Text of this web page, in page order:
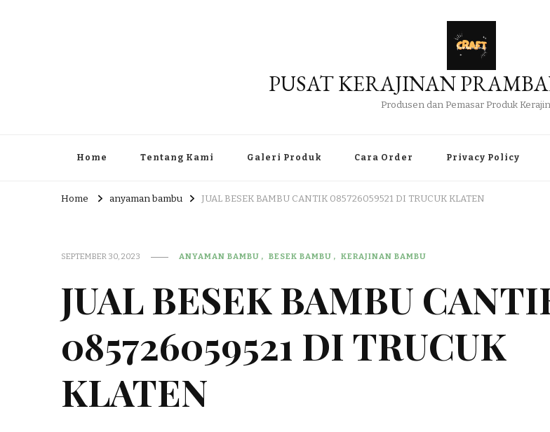
PUSAT KERAJINAN
Produsen dan Pemasar Produk
Home Tentang Kami Galeri Produk Cara Order Privacy Policy
Home anyaman bambu JUAL BESEK BAMBU CANTIK 085726059521 DI TRUCUK KLATEN
SEPTEMBER 30, 2023 ANYAMAN BAMBU BESEK BAMBU KERAJINAN BAMBU
JUAL BESEK BAMBU
085726059521 DI TRUCUK
KLATEN